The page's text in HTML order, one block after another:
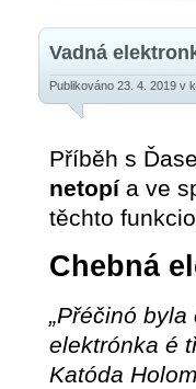
Vadná
Publikováno 23. 4. 2019 v
Příběh s
netopía ve
těchto
Chebná
„Přéčinó byla
elektrónka é
Katóda